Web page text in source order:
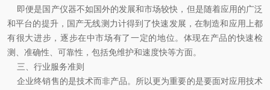
即便是国产仪器不如国外的发展和市场较快，但是随着应用的广泛
和平台的提升，国产无线测力计得到了快速发展，在制造和应用上都
有很大进步，逐步在中市场有了一定的地位。体现在产品的快速检
测、准确性、可靠性，包括免维护和速度快等方面。
三、行业服务准则
企业终销售的是技术而非产品。所以更为重要的是要面对应用技术